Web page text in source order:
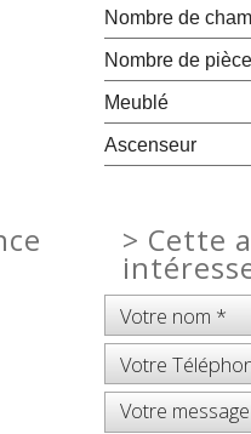
Nombre de
Nombre de
Meublé
Ascenseur
> Cette